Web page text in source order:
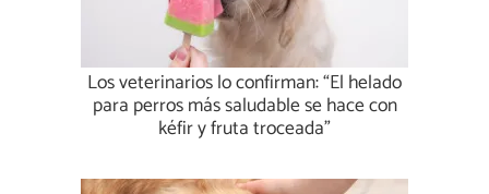
Los veterinarios lo confirman: “El helado
para perros más saludable se hace con
kéfir y fruta troceada”